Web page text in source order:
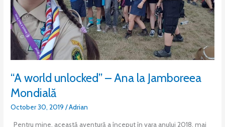
“A world unlocked” – Ana la Jamboreea
Mondială
October 30, 2019/Adrian
Pentru mine, această aventură a început în vara anului 2018, mai